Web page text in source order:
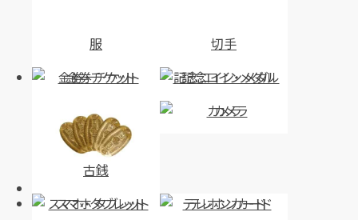
服
切手
金券・チケット
記念コイン・メダル
古銭
カメラ
スマホ・タブレット テレホンカード